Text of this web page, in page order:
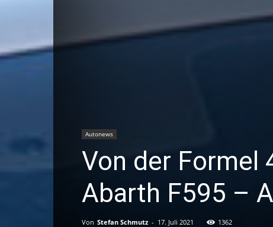
Autonews
Von der Formel
Abarth F595 –
Von Stefan Schmutz - 17. Juli 2021 1362